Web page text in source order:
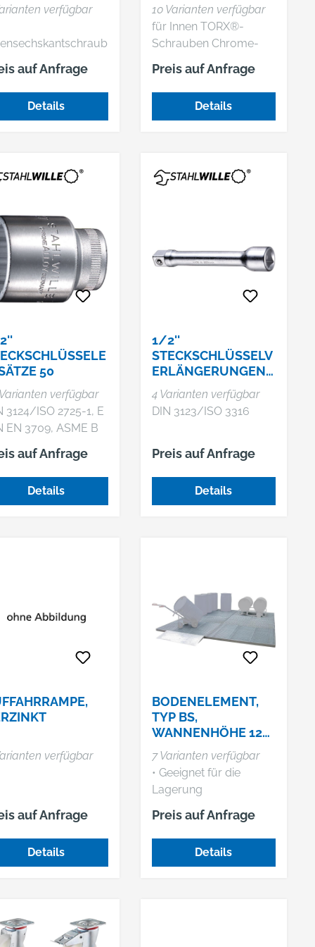
verfügbar
extra lang DIN 7422
Alloy-Steel,
auf Anfrage
Details
10 Varianten verfügbar
für Innen TORX®-
Schrauben Chrome-
Alloy-Steel, verchromt
Preis auf Anfrage
Details
50
verfügbar
3124/ISO 2725-1, E
EN 3709, ASME B
M HPQ®-
auf Anfrage
Details
1/2''
STECKSCHLÜSSELV
ERLÄNGERUNGEN
509
4 Varianten verfügbar
DIN 3123/ISO 3316
Preis auf Anfrage
Details
verfügbar
auf Anfrage
Details
BODENELEMENT,
TYP BS,
WANNENHÖHE 123
MM
7 Varianten verfügbar
• Geeignet für die
Lagerung
wassergefährdender
und entzündbarer
Stoffe • Wanne aus 3-
mm-Stahlblech,
Preis auf Anfrage
Details